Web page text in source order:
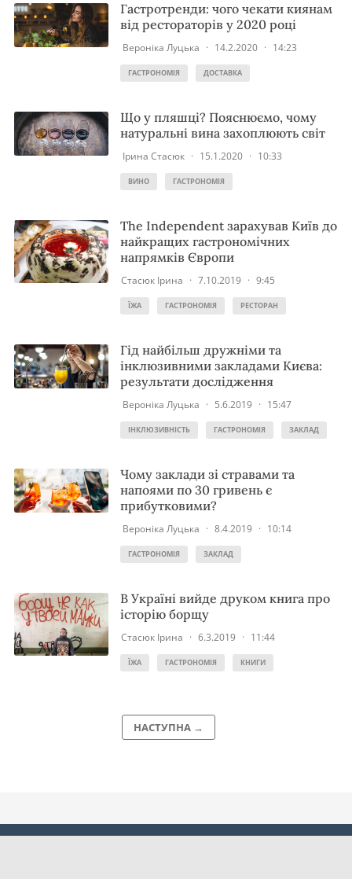
Гастротренди: чого чекати киянам
від рестораторів у 2020 році
Вероніка Луцька · 14.2.2020 · 14:23
ГАСТРОНОМІЯ ДОСТАВКА
Що у пляшці? Пояснюємо, чому
натуральні вина захоплюють світ
Ірина Стасюк · 15.1.2020 · 10:33
ВИНО ГАСТРОНОМІЯ
The Independent зарахував Київ до
найкращих гастрономічних
напрямків Європи
Стасюк Ірина · 7.10.2019 · 9:45
ЇЖА ГАСТРОНОМІЯ РЕСТОРАН
Гід найбільш дружніми та
інклюзивними закладами Києва:
результати дослідження
Вероніка Луцька · 5.6.2019 · 15:47
ІНКЛЮЗИВНІСТЬ ГАСТРОНОМІЯ ЗАКЛАД
Чому заклади зі стравами та
напоями по 30 гривень є
прибутковими?
Вероніка Луцька · 8.4.2019 · 10:14
ГАСТРОНОМІЯ ЗАКЛАД
В Україні вийде друком книга про
історію борщу
Стасюк Ірина · 6.3.2019 · 11:44
ЇЖА ГАСТРОНОМІЯ КНИГИ
НАСТУПНА →